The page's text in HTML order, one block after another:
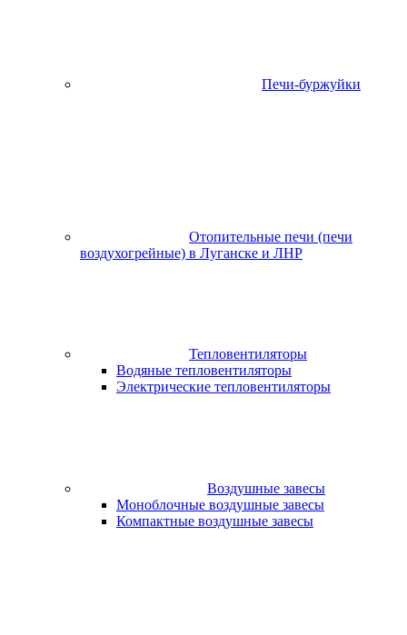
Печи-буржуйки
Отопительные печи (печи
воздухогрейные) в Луганске и ЛНР
Тепловентиляторы
Водяные тепловентиляторы
Электрические тепловентиляторы
Воздушные завесы
Моноблочные воздушные завесы
Компактные воздушные завесы